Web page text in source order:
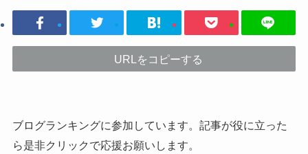
URLをコピーする
ブログランキングに参加しています。記事が役に立った
ら是非クリックで応援お願いします。